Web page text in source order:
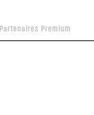
Partenaires Premium